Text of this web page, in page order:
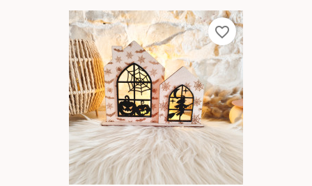
favorite_border